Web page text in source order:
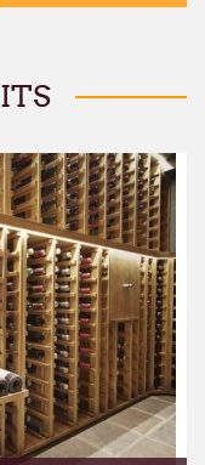
op het volgende adres:
Leeuw
fijne zomer!
en Géraldine Dubaere
que nos bureaux
27 juillet au vendredi
est liée au